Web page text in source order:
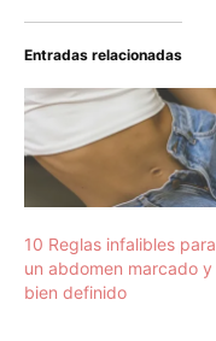
Entradas relacionadas
10 Reglas infalibles para
un abdomen marcado y
bien definido